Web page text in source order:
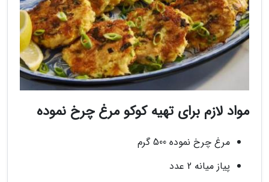
مواد لازم برای تهیه کوکو مرغ چرخ نموده
مرغ چرخ نموده 500 گرم
پیاز میانه 2 عدد